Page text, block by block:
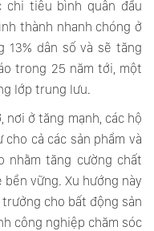
chi tiêu bình quân đầu
thành nhanh chóng ở
13% dân số và sẽ tăng
trong 25 năm tới, một
lớp trung lưu.
nơi ở tăng mạnh, các hộ
cả các sản phẩm và
nhằm tăng cường chất
vững. Xu hướng này
cho bất động sản
công nghiệp chăm sóc